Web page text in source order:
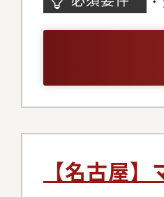
【名古屋